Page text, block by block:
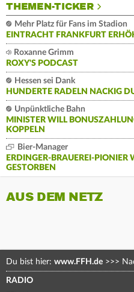
THEMEN-TICKER
Mehr Platz für Fans im Stadion
EINTRACHT FRANKFURT
Roxanne Grimm
ROXY'S PODCAST
Hessen sei Dank
HUNDERTE RADELN NACKIG
Unpünktliche Bahn
MINISTER WILL
KOPPELN
Bier-Manager
ERDINGER-BRAUEREI-PIONIER
GESTORBEN
AUS DEM NETZ
Du bist hier: www.FFH.de >>>
RADIO